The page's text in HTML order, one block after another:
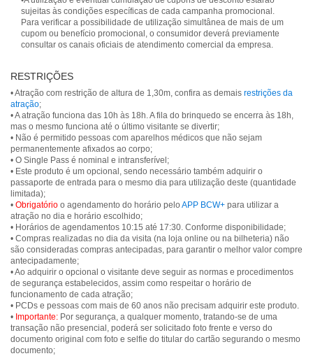
sujeitas às condições específicas de cada campanha promocional.
Para verificar a possibilidade de utilização simultânea de mais de um
cupom ou benefício promocional, o consumidor deverá previamente
consultar os canais oficiais de atendimento comercial da empresa.
RESTRIÇÕES
• Atração com restrição de altura de 1,30m, confira as demais restrições da
atração;
• A atração funciona das 10h às 18h. A fila do brinquedo se encerra às 18h,
mas o mesmo funciona até o último visitante se divertir;
• Não é permitido pessoas com aparelhos médicos que não sejam
permanentemente afixados ao corpo;
• O Single Pass é nominal e intransferível;
• Este produto é um opcional, sendo necessário também adquirir o
passaporte de entrada para o mesmo dia para utilização deste (quantidade
limitada);
• Obrigatório o agendamento do horário pelo APP BCW+ para utilizar a
atração no dia e horário escolhido;
• Horários de agendamentos 10:15 até 17:30. Conforme disponibilidade;
• Compras realizadas no dia da visita (na loja online ou na bilheteria) não
são consideradas compras antecipadas, para garantir o melhor valor compre
antecipadamente;
• Ao adquirir o opcional o visitante deve seguir as normas e procedimentos
de segurança estabelecidos, assim como respeitar o horário de
funcionamento de cada atração;
• PCDs e pessoas com mais de 60 anos não precisam adquirir este produto.
• Importante: Por segurança, a qualquer momento, tratando-se de uma
transação não presencial, poderá ser solicitado foto frente e verso do
documento original com foto e selfie do titular do cartão segurando o mesmo
documento;